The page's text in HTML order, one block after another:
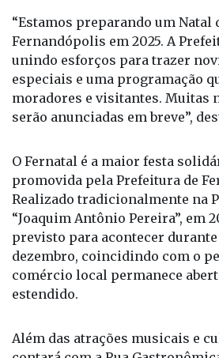
atração marca o início de uma
que vão movimentar a agenda
município:
“Estamos preparando um Natal
Fernandópolis em 2025. A
especiais e uma programação
moradores e visitantes. Muitas
serão anunciadas em breve”,
O Fernatal é a maior festa
promovida pela Prefeitura de
Realizado tradicionalmente na
“Joaquim Antônio Pereira”, em
dezembro, coincidindo com o
comércio local permanece